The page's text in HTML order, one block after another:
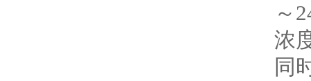
～
浓
同